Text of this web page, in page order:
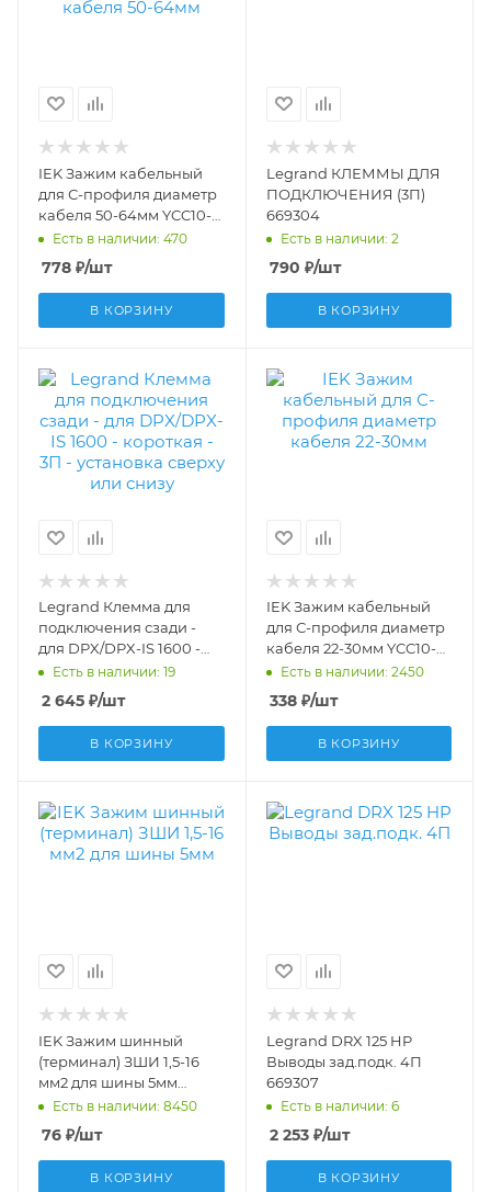
IEK Зажим кабельный
для С-профиля диаметр
кабеля 50-64мм YCC10-
30-50-064
Есть в наличии: 470
778 ₽/шт
В КОРЗИНУ
Legrand КЛЕММЫ ДЛЯ
ПОДКЛЮЧЕНИЯ (3П)
669304
Есть в наличии: 2
790 ₽/шт
В КОРЗИНУ
Legrand Клемма для
подключения сзади -
для DPX/DPX-IS 1600 -
короткая - 3П -
установка сверху или
снизу 026380
Есть в наличии: 19
2 645 ₽/шт
В КОРЗИНУ
IEK Зажим кабельный
для С-профиля диаметр
кабеля 22-30мм YCC10-
30-22-030
Есть в наличии: 2450
338₽/шт
В КОРЗИНУ
IEK Зажим шинный
(терминал) ЗШИ 1,5-16
мм2 для шины 5мм
YNT10-05-25-016
Есть в наличии: 8450
76 ₽/шт
В КОРЗИНУ
Legrand DRX 125 HP
Выводы зад.подк. 4П
669307
Есть в наличии: 6
2 253₽/шт
В КОРЗИНУ